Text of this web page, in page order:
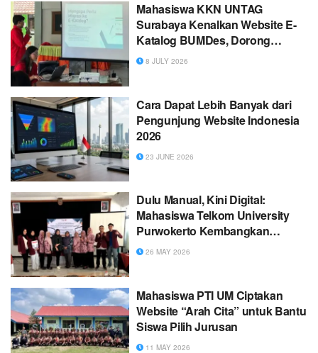
Mahasiswa KKN UNTAG
Surabaya Kenalkan Website E-
Katalog BUMDes, Dorong
Digitalisasi Ekonomi Desa
8 JULY 2026
Cara Dapat Lebih Banyak dari
Pengunjung Website Indonesia
2026
23 JUNE 2026
Dulu Manual, Kini Digital:
Mahasiswa Telkom University
Purwokerto Kembangkan
Website untuk Posbindu Desa
26 MAY 2026
Mahasiswa PTI UM Ciptakan
Website “Arah Cita” untuk Bantu
Siswa Pilih Jurusan
11 MAY 2026